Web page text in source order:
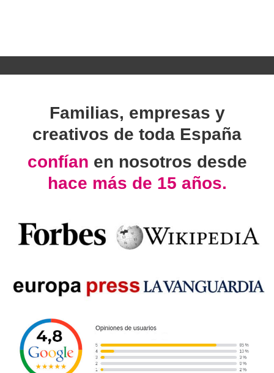
Familias, empresas y
creativos de toda España
confían en nosotros desde
hace más de 15 años.